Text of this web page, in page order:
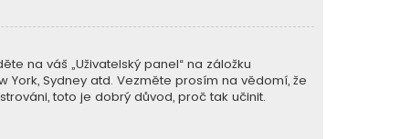
na váš „Uživatelský panel“ na záložku
York, Sydney atd. Vezměte prosím na vědomí, že
toto je dobrý důvod, proč tak učinit.